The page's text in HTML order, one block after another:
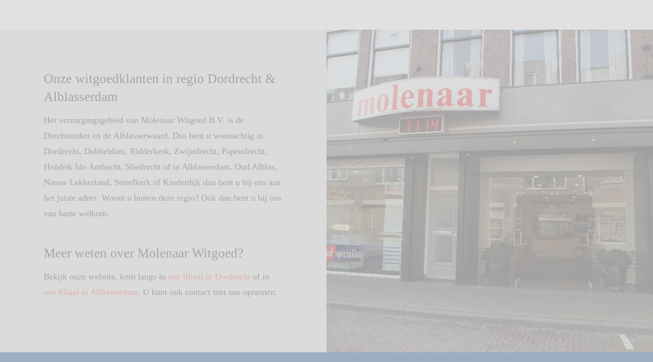
Onze witgoedklanten in regio Dordrecht &
Alblasserdam
Het verzorgingsgebied van Molenaar Witgoed B.V. is de
Drechtsteden en de Alblasserwaard. Dus bent u woonachtig in
Dordrecht, Dubbeldam, Ridderkerk, Zwijndrecht, Papendrecht,
Hendrik Ido Ambacht, Sliedrecht of in Alblasserdam, Oud Alblas,
Nieuw Lekkerland, Streefkerk of Kinderdijk dan bent u bij ons aan
het juiste adres. Woont u buiten deze regio? Ook dan bent u bij ons
van harte welkom.
Meer weten over Molenaar Witgoed?
Bekijk onze website, kom langs in ons filiaal in Dordrecht of in
ons filiaal in Alblasserdam. U kunt ook contact met ons opnemen.